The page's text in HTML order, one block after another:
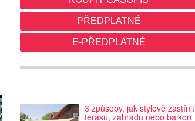
PŘEDPLATNÉ
E-PŘEDPLATNÉ
3 způsoby, jak stylově zastínit
terasu, zahradu nebo balkon